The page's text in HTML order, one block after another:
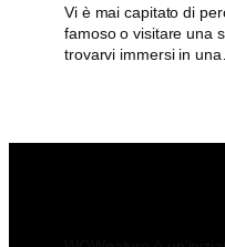
Vi è mai capitato di
famoso o visitare una
trovarvi immersi in